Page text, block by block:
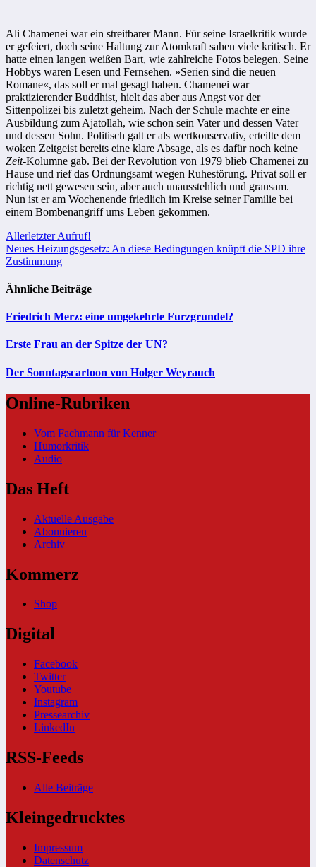
Ali Chamenei war ein streitbarer Mann. Für seine Israelkritik wurde
er gefeiert, doch seine Haltung zur Atomkraft sahen viele kritisch. Er
hatte einen langen weißen Bart, wie zahlreiche Fotos belegen. Seine
Hobbys waren Lesen und Fernsehen. »Serien sind die neuen
Romane«, das soll er mal gesagt haben. Chamenei war
praktizierender Buddhist, hielt das aber aus Angst vor der
Sittenpolizei bis zuletzt geheim. Nach der Schule machte er eine
Ausbildung zum Ajatollah, wie schon sein Vater und dessen Vater
und dessen Sohn. Politisch galt er als wertkonservativ, erteilte dem
woken Zeitgeist bereits eine klare Absage, als es dafür noch keine
Zeit-Kolumne gab. Bei der Revolution von 1979 blieb Chamenei zu
Hause und rief das Ordnungsamt wegen Ruhestörung. Privat soll er
richtig nett gewesen sein, aber auch unausstehlich und grausam.
Nun ist er am Wochenende friedlich im Kreise seiner Familie bei
einem Bombenangriff ums Leben gekommen.
Beitragsnavigation
Allerletzter Aufruf!
Neues Heizungsgesetz: An diese Bedingungen knüpft die SPD ihre
Zustimmung
Ähnliche Beiträge
Friedrich Merz: eine umgekehrte Furzgrundel?
Erste Frau an der Spitze der UN?
Der Sonntagscartoon von Holger Weyrauch
Online-Rubriken
Vom Fachmann für Kenner
Humorkritik
Audio
Das Heft
Aktuelle Ausgabe
Abonnieren
Archiv
Kommerz
Shop
Digital
Facebook
Twitter
Youtube
Instagram
Pressearchiv
LinkedIn
RSS-Feeds
Alle Beiträge
Kleingedrucktes
Impressum
Datenschutz